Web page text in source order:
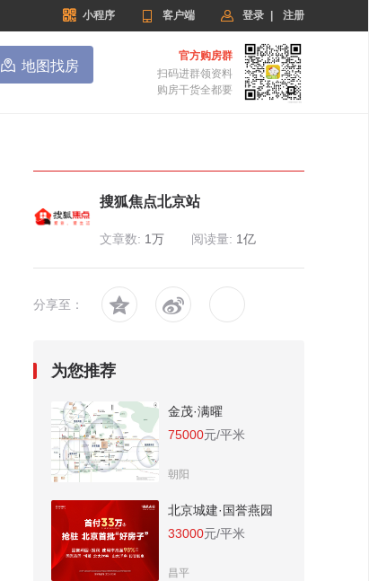
 小程序  客户端  登录 注册
 地图找房
官方购房群
扫码进群领资料
购房干货全都要
搜狐焦点北京站
文章数: 1万 阅读量: 1亿
分享至：  
为您推荐
金茂·满曜
75000元/平米
朝阳
北京城建·国誉燕园
33000元/平米
昌平